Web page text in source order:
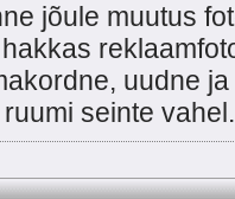
jõule muutus
uudne
seinte vahel.